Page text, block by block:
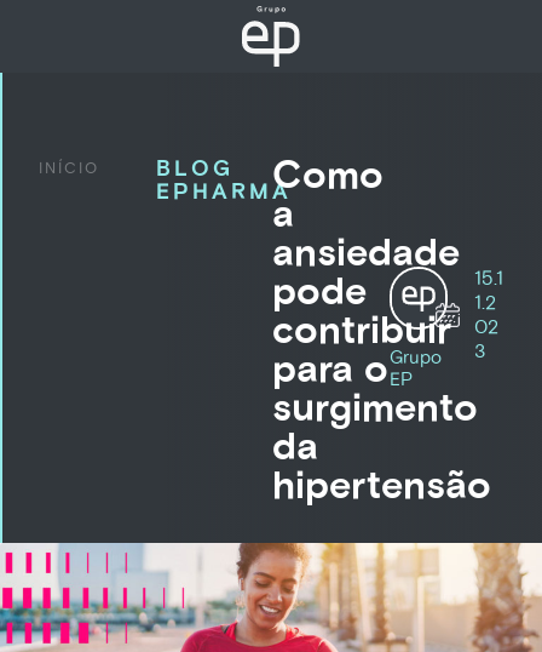
INÍCIO
BLOG
EPHARMAComo
a
ansiedade
pode
contribuir
para o
surgimento
da
hipertensão
Grupo
EP
15.1
1.2
02
3